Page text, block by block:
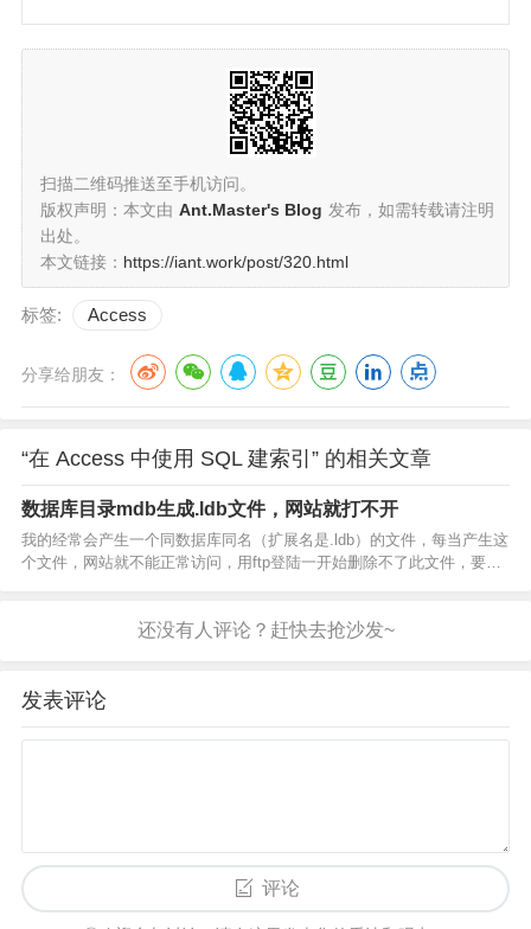
扫描二维码推送至手机访问。
版权声明：本文由 Ant.Master's Blog 发布，如需转载请注明
出处。
本文链接： https://iant.work/post/320.html
标签: Access
分享给朋友：
“在 Access 中使用 SQL 建索引” 的相关文章
数据库目录mdb生成.ldb文件，网站就打不开
我的经常会产生一个同数据库同名（扩展名是.ldb）的文件，每当产生这
个文件，网站就不能正常访问，用ftp登陆一开始删除不了此文件，要过
发表评论
评论